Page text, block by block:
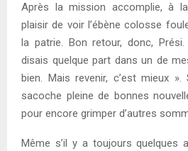
Après la mission accomplie, à
plaisir de voir l’ébène colosse
la patrie. Bon retour, donc,
disais quelque part dans un de
bien. Mais revenir, c’est mieux
sacoche pleine de bonnes
pour encore grimper d’autres
Même s’il y a toujours quelques